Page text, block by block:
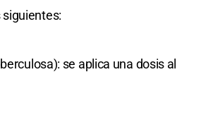
se aplica una dosis al